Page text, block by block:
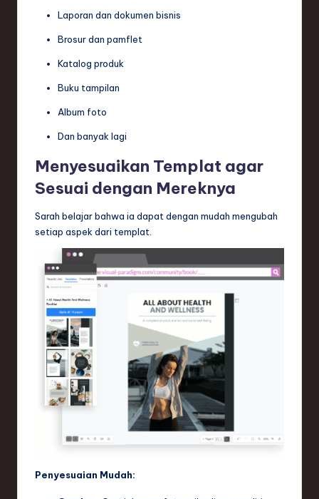
Laporan dan dokumen bisnis
Brosur dan pamflet
Katalog produk
Buku tampilan
Album foto
Dan banyak lagi
Menyesuaikan Templat agar
Sesuai dengan Mereknya
Sarah belajar bahwa ia dapat dengan mudah mengubah
setiap aspek dari templat.
Penyesuaian Mudah: